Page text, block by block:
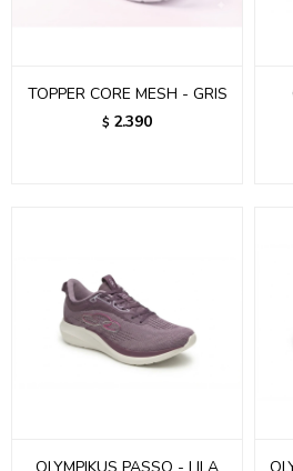
TOPPER CORE MESH - GRIS
$ 2.390